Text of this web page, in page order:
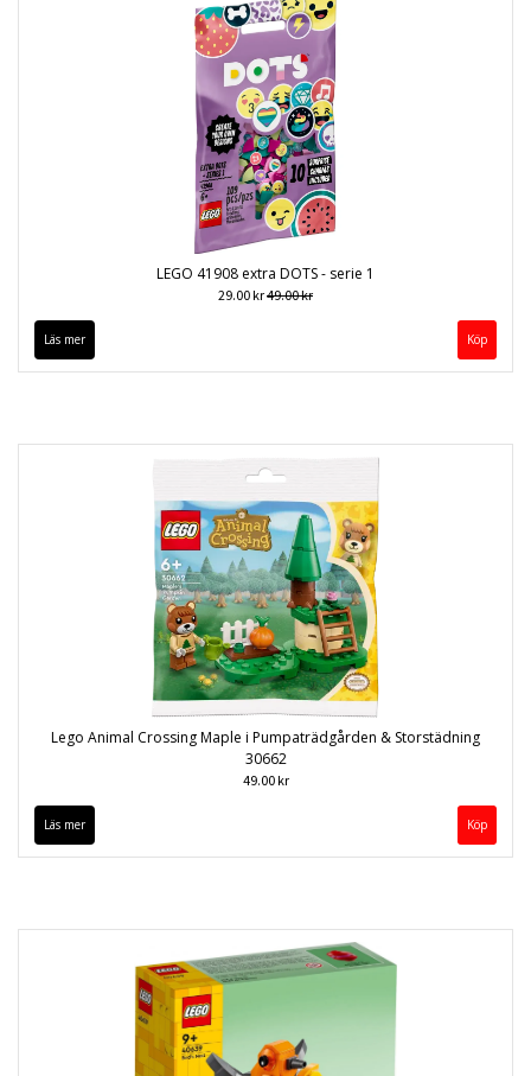
LEGO 41908 extra DOTS - serie 1
29.00 kr49.00 kr
Läs mer
Lego Animal Crossing Maple i Pumpaträdgården & Storstädning
30662
49.00 kr
Läs mer